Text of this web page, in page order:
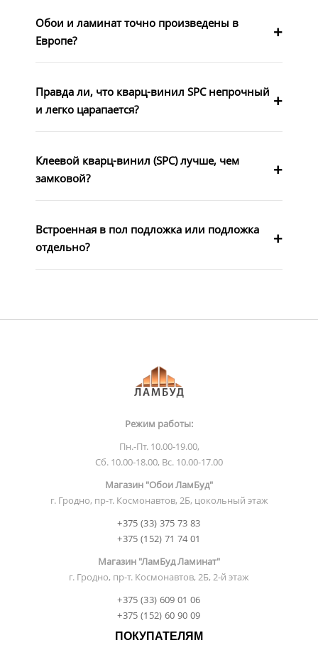
Обои и ламинат точно произведены в
Европе?
Правда ли, что кварц-винил SPC непрочный
и легко царапается?
Клеевой кварц-винил (SPC) лучше, чем
замковой?
Встроенная в пол подложка или подложка
отдельно?
Режим работы:
Пн.-Пт. 10.00-19.00,
Сб. 10.00-18.00, Вс. 10.00-17.00
Магазин "Обои ЛамБуд"
г. Гродно, пр-т. Космонавтов, 2Б, цокольный этаж
+375 (33) 375 73 83
+375 (152) 71 74 01
Магазин "ЛамБуд Ламинат"
г. Гродно, пр-т. Космонавтов, 2Б, 2-й этаж
+375 (33) 609 01 06
+375 (152) 60 90 09
ПОКУПАТЕЛЯМ